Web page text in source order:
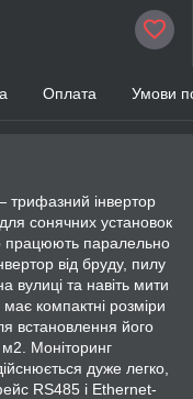
Оплата Умови
трифазний інвертор
сонячних установок
працюють паралельно
від бруду, пилу
вулиці та навіть мити
має компактні розміри
встановлення його
Моніторинг
дуже легко,
RS485 і Ethernet-